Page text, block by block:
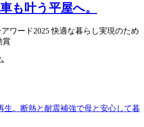
も叶う平屋へ。
ワード2025 快適な暮らし実現のため
賞